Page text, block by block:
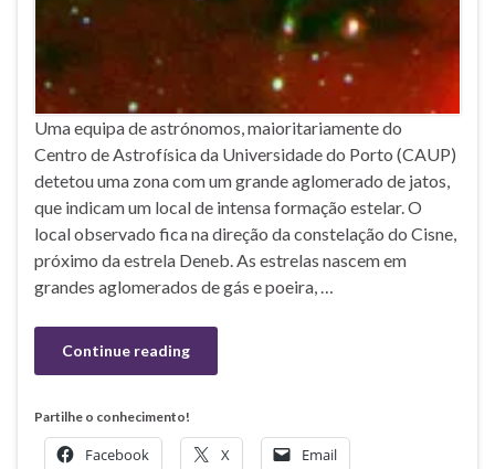
Uma equipa de astrónomos, maioritariamente do
Centro de Astrofísica da Universidade do Porto (CAUP)
detetou uma zona com um grande aglomerado de jatos,
que indicam um local de intensa formação estelar. O
local observado fica na direção da constelação do Cisne,
próximo da estrela Deneb. As estrelas nascem em
grandes aglomerados de gás e poeira, …
Continue reading
Partilhe o conhecimento!
Facebook X Email